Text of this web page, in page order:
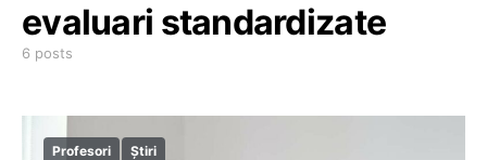
evaluari standardizate
6 posts
Profesori Știri